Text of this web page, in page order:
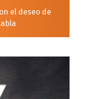
el deseo de